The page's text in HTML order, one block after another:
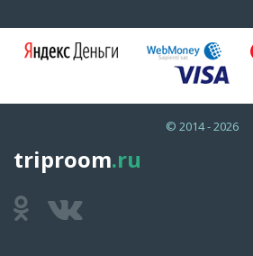
© 2014 - 2026
triproom.ru